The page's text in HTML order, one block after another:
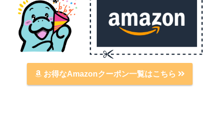
お得なAmazonクーポン一覧はこちら